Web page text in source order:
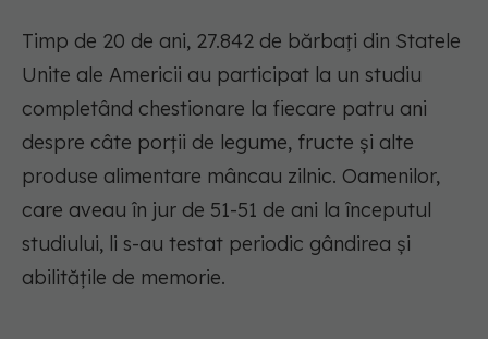
Timp de 20 de ani, 27.842 de bărbați din Statele
Unite ale Americii au participat la un studiu
completând chestionare la fiecare patru ani
despre câte porții de legume, fructe și alte
produse alimentare mâncau zilnic. Oamenilor,
care aveau în jur de 51-51 de ani la începutul
studiului, li s-au testat periodic gândirea și
abilitățile de memorie.